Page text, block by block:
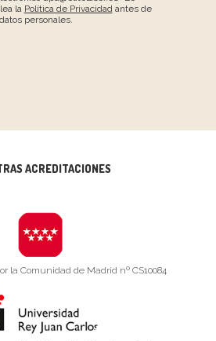
la Política de Privacidadantes de
personales.
ACREDITACIONES
la Comunidad de Madrid nº CS10084